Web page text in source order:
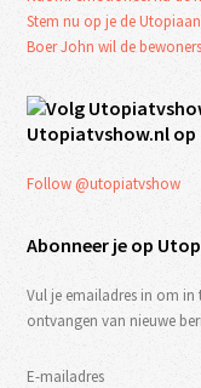
Stem nu op je de
Boer John wil de
Utopiatvshow.nl
Follow @utopiatvshow
Abonneer je op
Vul je emailadres in om
ontvangen van nieuwe
E-mailadres